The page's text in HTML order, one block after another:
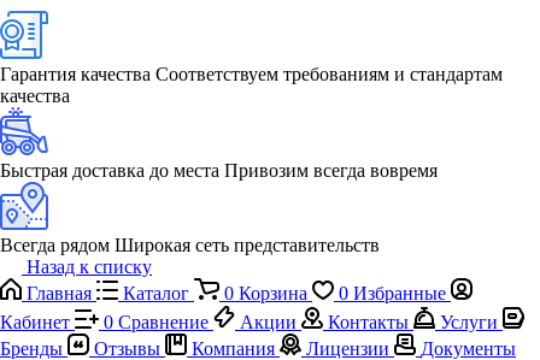
Гарантия качества Соответствуем требованиям и стандартам
качества
Быстрая доставка до места Привозим всегда вовремя
Всегда рядом Широкая сеть представительств
Назад к списку
Главная
Каталог 0 Корзина 0 Избранные
Кабинет
0 Сравнение Акции Контакты
Услуги
Бренды
Отзывы Компания Лицензии
Документы